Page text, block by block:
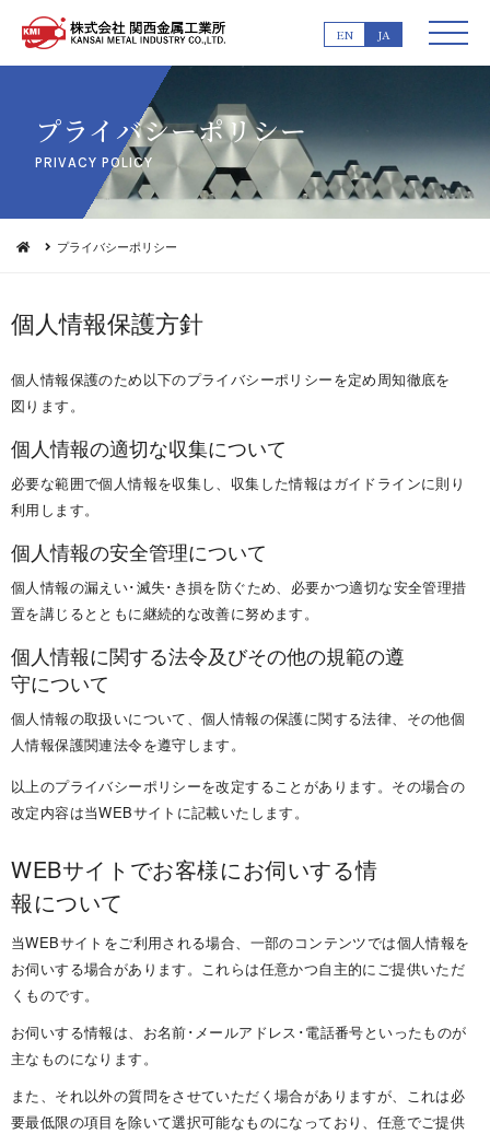
EN JA
プライバシー ポ リ シ ー
PRIVACY PO L I C Y
プライバシーポリシー
個人情報 保 護 方 針
個人情報保護のため以下のプライバシーポリシーを定め周知徹底を
図 り ま す 。
個人情報の適切な収集 に つ い て
必要な範囲で個人情報を収集し、収集した情報はガイドラインに則り
利用 し ま す 。
個人情報の安全管理 に つ い て
個人情報の漏えい･滅失･き損を防ぐため、必要かつ適切な安全管理措
置を講じるとともに継続的な改善に努 め ま す 。
個人情報に関する法令及びその他の規範の遵
守 に つ い て
個人情報の取扱いについて、個人情報の保護に関する法律、その他個
人情報保護関連法令を遵守 し ま す 。
以上のプライバシーポリシーを改定することがあります。その場合の
改定内容は当WEBサイトに記載いた し ま す 。
WEBサイトでお客様にお伺いする情
報 に つ い て
当WEBサイトをご利用される場合、一部のコンテンツでは個人情報を
お伺いする場合があります。これらは任意かつ自主的にご提供いただ
くも の で す 。
お伺いする情報は、お名前･メールアドレス･電話番号といったものが
主なものにな り ま す 。
また、それ以外の質問をさせていただく場合がありますが、これは必
要最低限の項目を除いて選択可能なものになっており、任意でご提供